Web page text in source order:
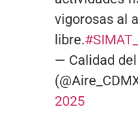
vigorosas al
libre.
— Calidad
2025